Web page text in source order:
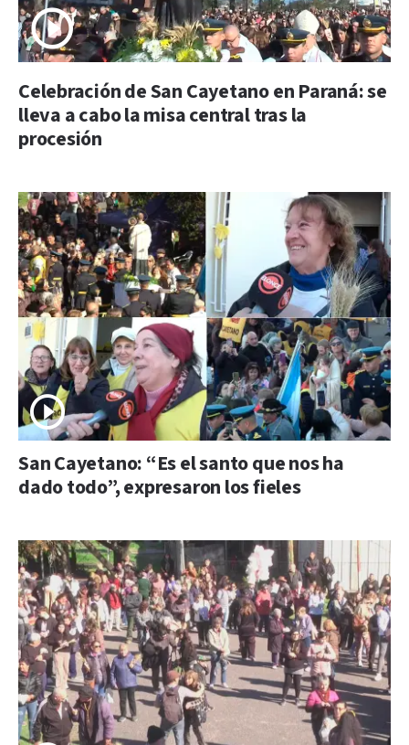
Celebración de San Cayetano en Paraná: se
lleva a cabo la misa central tras la
procesión
San Cayetano: “Es el santo que nos ha
dado todo”, expresaron los fieles